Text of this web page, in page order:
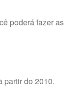
poderá fazer as
partir do 2010.